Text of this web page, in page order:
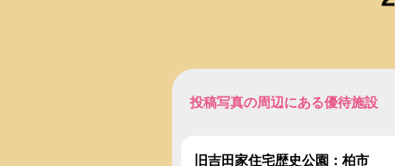
投稿写真の周辺にある優待施設
旧吉田家住宅歴史公園：柏市